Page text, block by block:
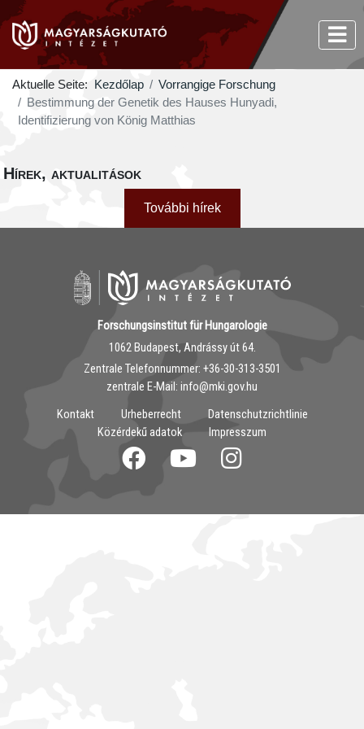
Aktuelle Seite: Kezdőlap
Vorrangige Forschung
Bestimmung der Genetik des Hauses Hunyadi,
Identifizierung von König Matthias
Hírek, aktualitások
További hírek
Forschungsinstitut für Hungarologie
1062 Budapest, Andrássy út 64.
Zentrale Telefonnummer: ‭+36-30-313-3501
zentrale E-Mail: info@mki.gov.hu
Kontakt
Urheberrecht
Datenschutzrichtlinie
Közérdekű adatok
Impresszum